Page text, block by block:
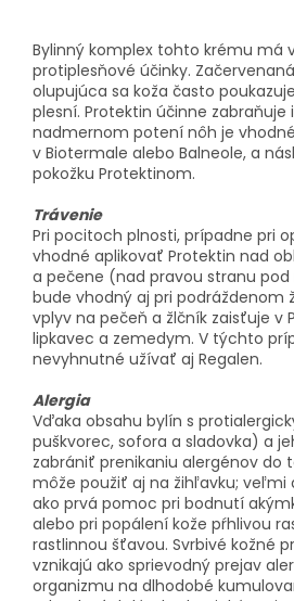
Bylinný komplex tohto krému má
protiplesňové účinky.
olupujúca sa koža často
plesní. Protektin účinne zabraňuje
nadmernom potení nôh je
v Biotermale alebo Balneole, a
pokožku Protektinom.
Trávenie
Pri pocitoch plnosti, prípadne pri
vhodné aplikovať Protektin nad
a pečene (nad pravou stranu
bude vhodný aj pri podráždenom
vplyv na pečeň a žlčník zaisťuje v
lipkavec a zemedym. V týchto
nevyhnutné užívať aj Regalen.
Alergia
Vďaka obsahu bylín s
puškvorec, sofora a sladovka) a
zabrániť prenikaniu alergénov do
môže použiť aj na žihľavku; veľmi
ako prvá pomoc pri bodnutí
alebo pri popálení kože pŕhlivou
rastlinnou šťavou. Svrbivé kožné
vznikajú ako sprievodný prejav
organizmu na dlhodobé